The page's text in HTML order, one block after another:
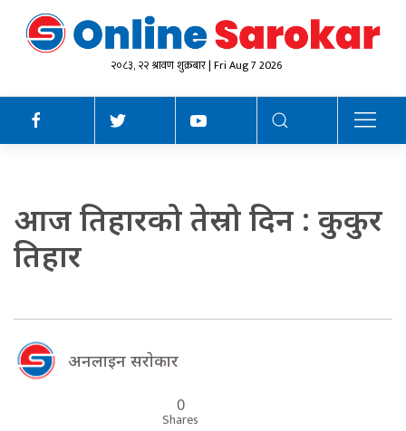
२०८३, २२ श्रावण शुक्रबार | Fri Aug 7 2026
आज तिहारको तेस्रो दिन : कुकुर
तिहार
अनलाइन सराेकार
0
Shares